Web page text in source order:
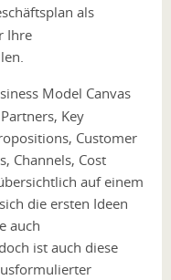
als
Ihre
Model Canvas
Key
Customer
Channels, Cost
auf einem
die ersten Ideen
auch
ist auch diese